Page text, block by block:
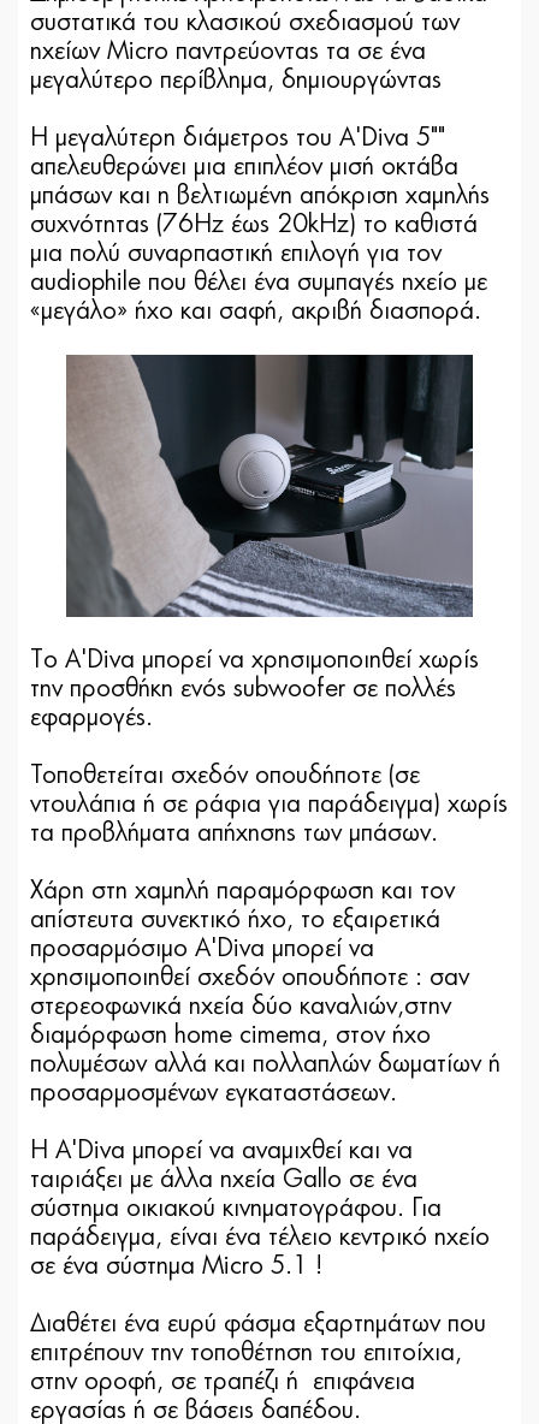
συστατικά του κλασικού σχεδιασμού των
ηχείων Micro παντρεύοντας τα σε ένα
μεγαλύτερο περίβλημα, δημιουργώντας
Η μεγαλύτερη διάμετρος του A'Diva 5""
απελευθερώνει μια επιπλέον μισή οκτάβα
μπάσων και η βελτιωμένη απόκριση χαμηλής
συχνότητας (76Hz έως 20kHz) το καθιστά
μια πολύ συναρπαστική επιλογή για τον
audiophile που θέλει ένα συμπαγές ηχείο με
«μεγάλο» ήχο και σαφή, ακριβή διασπορά.
Tο A'Diva μπορεί να χρησιμοποιηθεί χωρίς
την προσθήκη ενός subwoofer σε πολλές
εφαρμογές.
Τοποθετείται σχεδόν οπουδήποτε (σε
ντουλάπια ή σε ράφια για παράδειγμα) χωρίς
τα προβλήματα απήχησης των μπάσων.
Χάρη στη χαμηλή παραμόρφωση και τον
απίστευτα συνεκτικό ήχο, το εξαιρετικά
προσαρμόσιμο A'Diva μπορεί να
χρησιμοποιηθεί σχεδόν οπουδήποτε : σαν
στερεοφωνικά ηχεία δύο καναλιών,στην
διαμόρφωση home cimema, στον ήχο
πολυμέσων αλλά και πολλαπλών δωματίων ή
προσαρμοσμένων εγκαταστάσεων.
Η A'Diva μπορεί να αναμιχθεί και να
ταιριάξει με άλλα ηχεία Gallo σε ένα
σύστημα οικιακού κινηματογράφου. Για
παράδειγμα, είναι ένα τέλειο κεντρικό ηχείο
σε ένα σύστημα Micro 5.1 !
Διαθέτει ένα ευρύ φάσμα εξαρτημάτων που
επιτρέπουν την τοποθέτηση του επιτοίχια,
στην οροφή, σε τραπέζι ή επιφάνεια
εργασίας ή σε βάσεις δαπέδου.